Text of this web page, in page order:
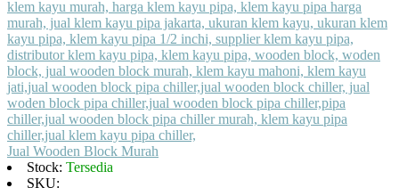
Jual Wooden Block Murah
Stock: Tersedia
SKU: